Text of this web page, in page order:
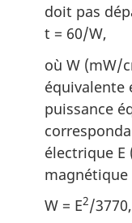
doit pas
t = 60/W,
où W (mW/
équivalente
puissance
électrique
magnétique
W = E2/